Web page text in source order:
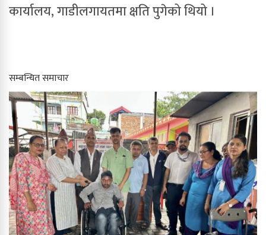
कार्यालय, गाडीलगायतमा क्षति पुगेको थियो ।
सम्बन्धित समाचार